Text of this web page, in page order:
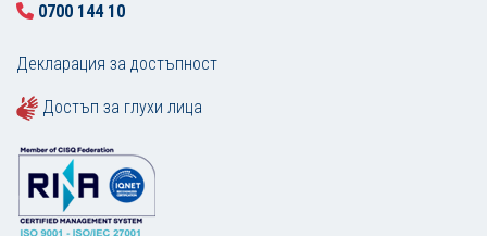
0700 144 10
Декларация за достъпност
Достъп за глухи лица